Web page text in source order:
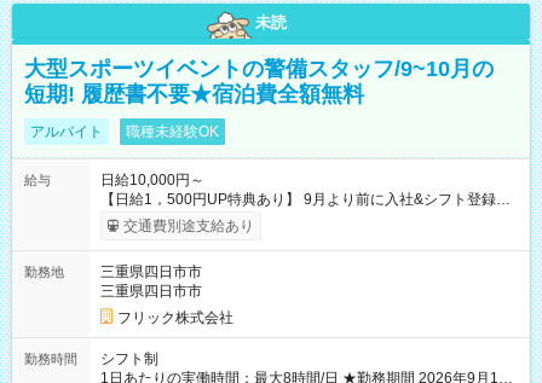
未読
大型スポーツイベントの警備スタッフ/9~10月の
短期! 履歴書不要★宿泊費全額無料
アルバイト 職種未経験OK
給与
日給10,000円～
【日給1，500円UP特典あり】 9月より前に入社&シフト登録す
ると 期間中(9/16~10/23) の日給がUP! 日給1万1500円でしっか
り稼げます♪ 【試用期間】試用期間なし
交通費別途支給あり
勤務地
三重県四日市市
三重県四日市市
フリック株式会社
勤務時間
シフト制
1日あたりの実働時間：最大8時間/日 ★勤務期間 2026年9月16